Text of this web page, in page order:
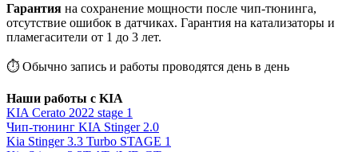
Гарантия на сохранение мощности после чип-тюнинга,
отсутствие ошибок в датчиках. Гарантия на катализаторы и
пламегасители от 1 до 3 лет.
⏱ Обычно запись и работы проводятся день в день
Наши работы с KIA
KIA Cerato 2022 stage 1
Чип-тюнинг KIA Stinger 2.0
Kia Stinger 3.3 Turbo STAGE 1